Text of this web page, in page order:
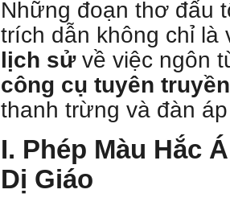
Những đoạn thơ đấu
trích dẫn không chỉ
lịch sửvề việc ngôn
công cụ tuyên
thanh trừng và đàn
I. Phép Màu Hắc
Dị Giáo